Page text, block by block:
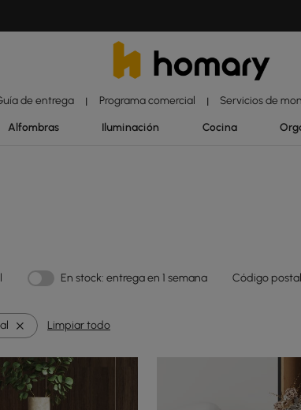
de entrega | Programa comercial | Servicios de
Alfombras Iluminación Cocina
En stock: entrega en 1 semana Código
Limpiar todo